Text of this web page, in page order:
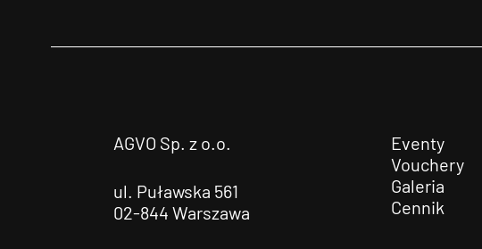
AGVO Sp. z o.o.
ul. Puławska 561
02-844 Warszawa
Eventy
Vouchery
Galeria
Cennik